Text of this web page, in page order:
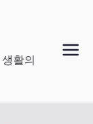
활의